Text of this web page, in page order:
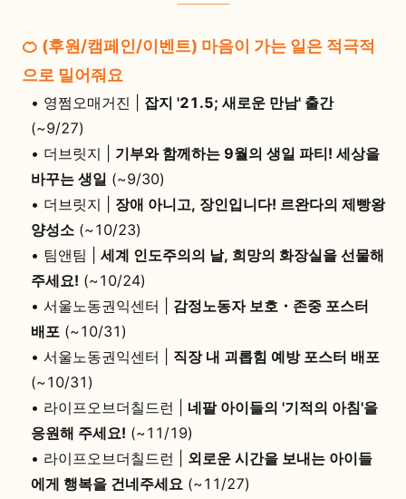
🍊 (후원/캠페인/이벤트) 마음이 가는 일은 적극적
으로 밀어줘요
• 영쩜오매거진 | 잡지 '21.5; 새로운 만남' 출간
(~9/27)
• 더브릿지 | 기부와 함께하는 9월의 생일 파티! 세상을
바꾸는 생일 (~9/30)
• 더브릿지 | 장애 아니고, 장인입니다! 르완다의 제빵왕
양성소(~10/23)
• 팀앤팀 | 세계 인도주의의 날, 희망의 화장실을 선물해
주세요! (~10/24)
• 서울노동권익센터 | 감정노동자 보호・존중 포스터
배포(~10/31)
• 서울노동권익센터 | 직장 내 괴롭힘 예방 포스터 배포
(~10/31)
• 라이프오브더칠드런 | 네팔 아이들의 '기적의 아침'을
응원해 주세요! (~11/19)
• 라이프오브더칠드런 | 외로운 시간을 보내는 아이들
에게 행복을 건네주세요(~11/27)